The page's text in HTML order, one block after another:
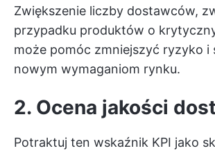
Zwiększenie liczby dostawców,
przypadku produktów o
może pomóc zmniejszyć ryzyko i
nowym wymaganiom rynku.
2. Ocena jakości
Potraktuj ten wskaźnik KPI jako